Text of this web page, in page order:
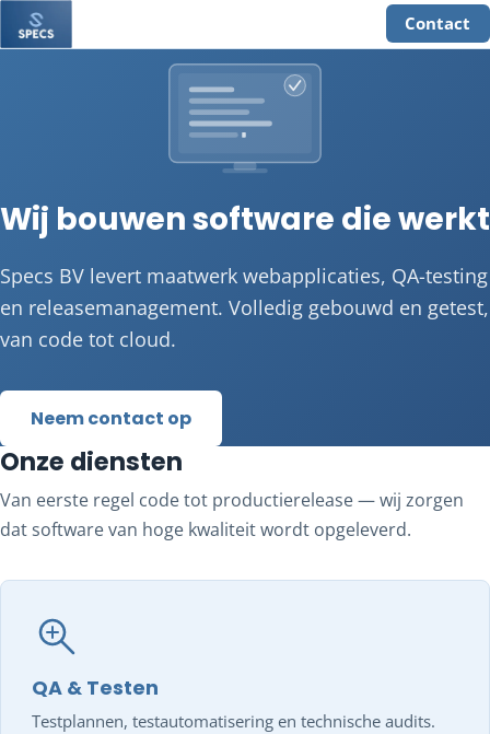
Contact
Wij bouwen software die werkt
Specs BV levert maatwerk webapplicaties, QA-testing
en releasemanagement. Volledig gebouwd en getest,
van code tot cloud.
Neem contact op
Onze diensten
Van eerste regel code tot productierelease — wij zorgen
dat software van hoge kwaliteit wordt opgeleverd.
QA & Testen
Testplannen, testautomatisering en technische audits.